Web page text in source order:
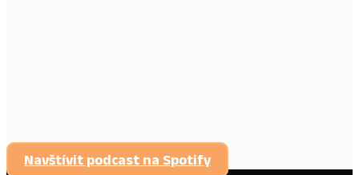
Navštívit podcast na Spotify